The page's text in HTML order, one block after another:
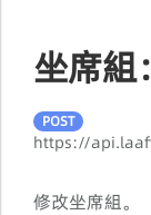
坐席組
POST
https://
修改坐席組。